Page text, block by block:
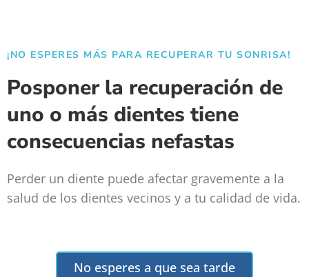
¡NO ESPERES MÁS PARA RECUPERAR TU SONRISA!
Posponer la recuperación de
uno o más dientes tiene
consecuencias nefastas
Perder un diente puede afectar gravemente a la
salud de los dientes vecinos y a tu calidad de vida.
No esperes a que sea tarde